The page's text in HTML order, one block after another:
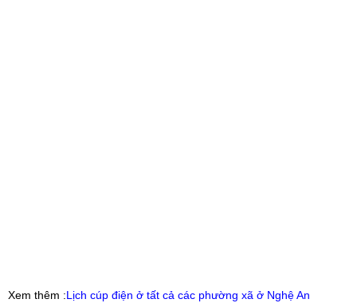
Xem thêm :Lịch cúp điện ở tất cả các phường xã ở Nghệ An